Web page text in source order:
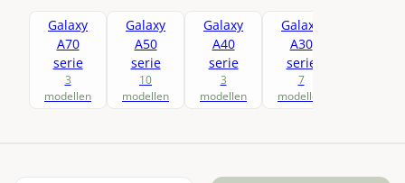
Toon alle modellen
Nothing Phone (2a)
Nothing Phone (2)
Toon alle modellen
Xbox Wireless Controller
Galaxy
A70
serie
3
modellen
Galaxy
A50
serie
10
modellen
Galaxy
A40
serie
3
modellen
Galaxy
A30
serie
7
modellen